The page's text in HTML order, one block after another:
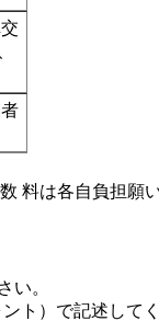
料は各自負担願
い。
ト）で記述してく